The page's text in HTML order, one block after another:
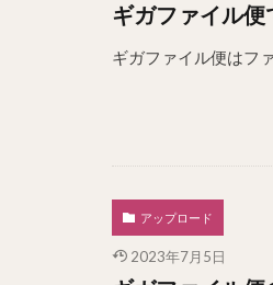
ギガファイル便
ギガファイル便はフ
アップロード
2023年7月5日